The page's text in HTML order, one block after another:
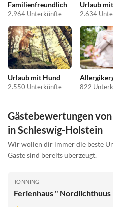
Familienfreundlich
2.964 Unterkünfte
Urlaub
2.634
Urlaub mit Hund
2.550 Unterkünfte 822
Gästebewertungen
in Schleswig-Holstein
Wir wollen dir immer die beste
Gäste sind bereits überzeugt.
TÖNNING
Ferienhaus " Nordlichthuus